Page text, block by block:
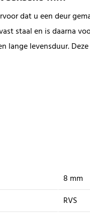
dat u een deur
staal en is daarna
lange levensduur.
8 mm
RVS